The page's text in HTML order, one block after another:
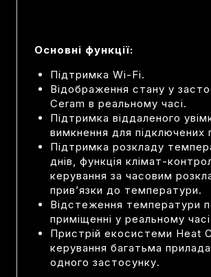
Основні функції:
Підтримка Wi-Fi.
Відображення стану у
Ceram в реальному часі.
Підтримка віддаленого
вимкнення для підключених
Підтримка розкладу
днів, функція клімат-
керування за часовим
прив’язки до температури.
Відстеження температури
приміщенні у реальному
Пристрій екосистеми Heat
керування багатьма
одного застосунку.